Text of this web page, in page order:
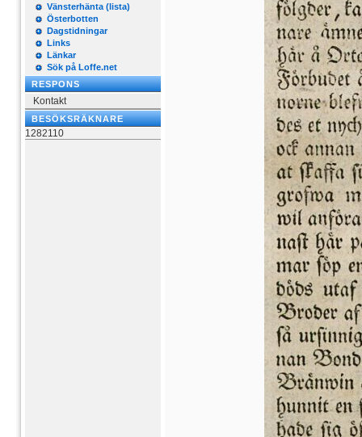
Vänsterhänta (lista)
Österbotten
Dagstidningar
Links
Länkar
Sök på Loffe.net
RESPONS
Kontakt
BESÖKSRÄKNARE
1282110